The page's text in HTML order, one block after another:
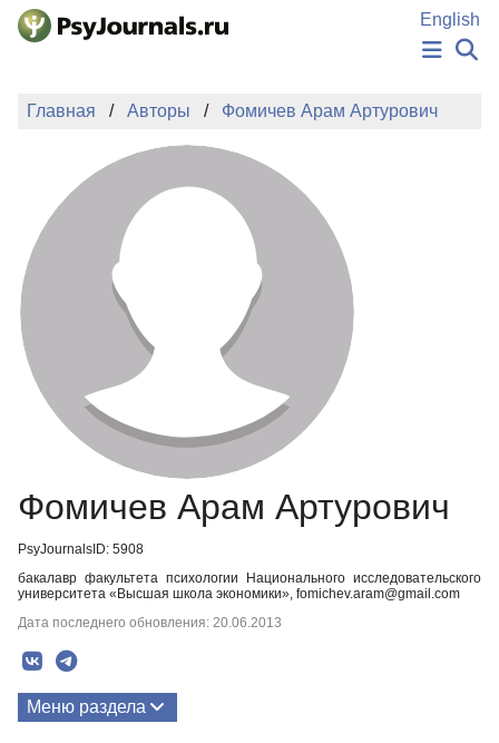
Перейти к основному содержанию
English
НОВОСТИ
АВТОРЫ
ПОДАТЬ РУКОПИСЬ
БАЗА ЗНАНИЙ
КЛЮЧЕВЫЕ СЛОВА
Регистрация
Главная Авторы Фомичев Арам Артурович
Фомичев Арам Артурович
PsyJournalsID: 5908
бакалавр факультета психологии Национального исследовательского
университета «Высшая школа экономики», fomichev.aram@gmail.com
Дата последнего обновления: 20.06.2013
Меню раздела